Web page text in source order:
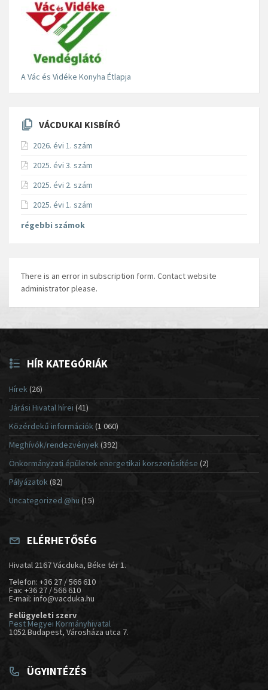
A Vác és Vidéke Konyha Étlapja
VÁCDUKAI KISBÍRÓ
2026. évi 1. szám
2025. évi 3. szám
2025. évi 2. szám
2025. évi 1. szám
régebbi számok
There is an error in subscription form. Contact website
administrator please.
HÍR KATEGÓRIÁK
Hírek(26)
Járási Hivatal hírei (41)
Közérdekű információk(1 060)
Meghívók/rendezvények (392)
Önkormányzati épületek energetikai korszerűsítése (2)
Pályázatok (82)
Uncategorized @hu (15)
ELÉRHETŐSÉG
Hivatal 2167 Vácduka, Béke tér 1.
Telefon: +36 27 / 566 610
Fax: +36 27 / 566 610
E-mail: info@vacduka.hu
Felügyeleti szerv
Pest Megyei Kormányhivatal
1052 Budapest, Városháza utca 7.
ÜGYINTÉZÉS